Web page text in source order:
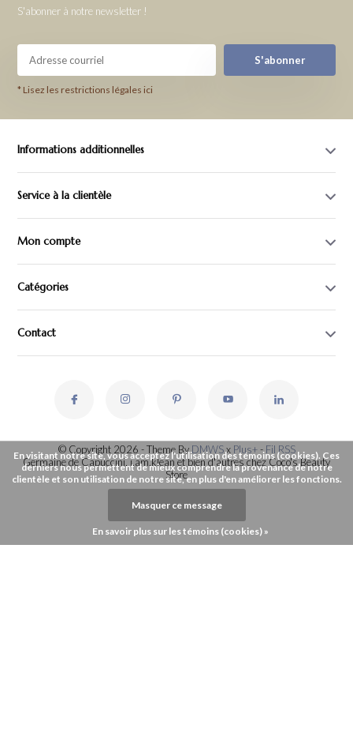
S'abonner à notre newsletter !
S'abonner
* Lisez les restrictions légales ici
Informations additionnelles
Service à la clientèle
Mon compte
Catégories
Contact
© Copyright 2026 - Theme ByDMWSx Plus+-Fil RSS
Germaine de Capuccini, i.am.klean et bien d'autres chez Coco's Beauty
Store
En visitant notre site, vous acceptez l'utilisation des témoins (cookies). Ces
derniers nous permettent de mieux comprendre la provenance de notre
clientèle et son utilisation de notre site, en plus d'en améliorer les fonctions.
Masquer ce message
En savoir plus sur les témoins (cookies) »